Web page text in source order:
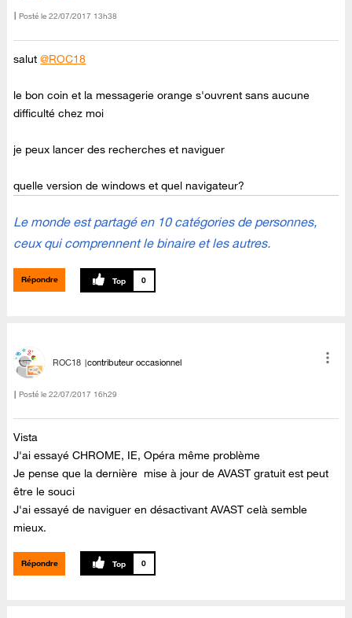
Posté le ‎22/07/2017 13h38
salut@ROC18
le bon coin et la messagerie orange s'ouvrent sans aucune
difficulté chez moi
je peux lancer des recherches et naviguer
quelle version de windows et quel navigateur?
Le monde est partagé en 10 catégories de personnes,
ceux qui comprennent le binaire et les autres.
Répondre 0
ROC18 contributeur occasionnel
Posté le ‎22/07/2017 16h29
Vista
J'ai essayé CHROME, IE, Opéra même problème
Je pense que la dernière mise à jour de AVAST gratuit est peut
être le souci
J'ai essayé de naviguer en désactivant AVAST celà semble
mieux.
Répondre 0